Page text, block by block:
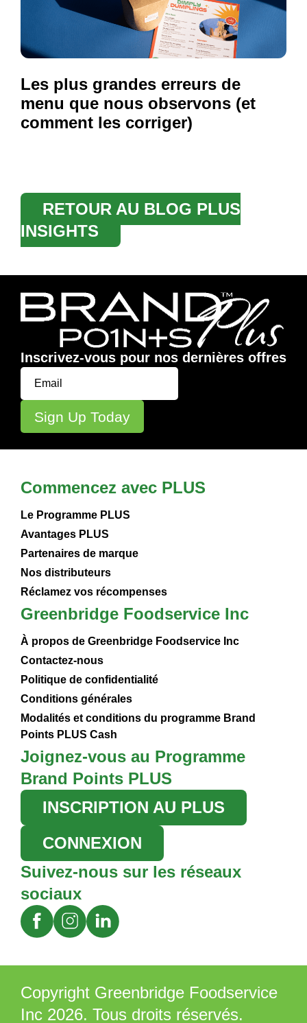
Les plus grandes erreurs de
menu que nous observons (et
comment les corriger)
RETOUR AU BLOG PLUS
INSIGHTS
Inscrivez-vous pour nos dernières offres
Commencez avec PLUS
Le Programme PLUS
Avantages PLUS
Partenaires de marque
Nos distributeurs
Réclamez vos récompenses
Greenbridge Foodservice Inc
À propos de Greenbridge Foodservice Inc
Contactez-nous
Politique de confidentialité
Conditions générales
Modalités et conditions du programme Brand
Points PLUS Cash
Joignez-vous au Programme
Brand Points PLUS
INSCRIPTION AU PLUS
CONNEXION
Suivez-nous sur les réseaux
sociaux
Copyright Greenbridge Foodservice
Inc 2026. Tous droits réservés.